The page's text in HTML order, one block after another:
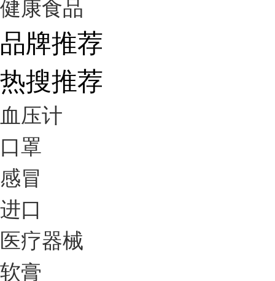
健康食品
品牌推荐
热搜推荐
血压计
口罩
感冒
进口
医疗器械
软膏